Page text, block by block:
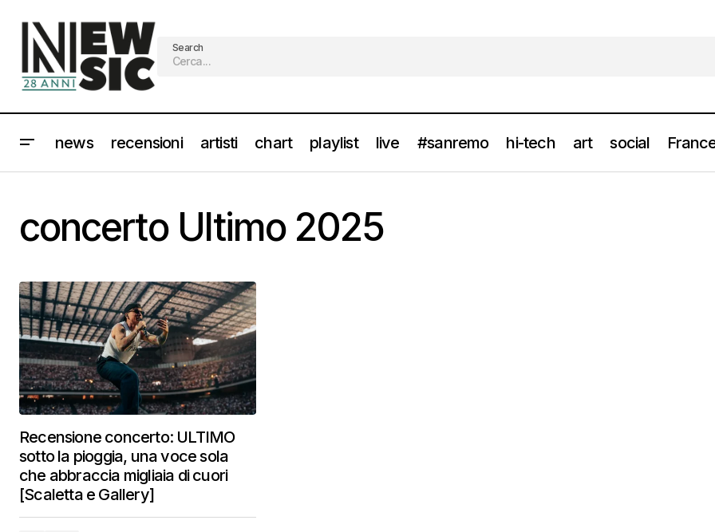
Search
news recensioni artisti chart playlist live #sanremo hi-tech art social
concerto Ultimo 2025
Recensione concerto: ULTIMO
sotto la pioggia, una voce sola
che abbraccia migliaia di cuori
[Scaletta e Gallery]